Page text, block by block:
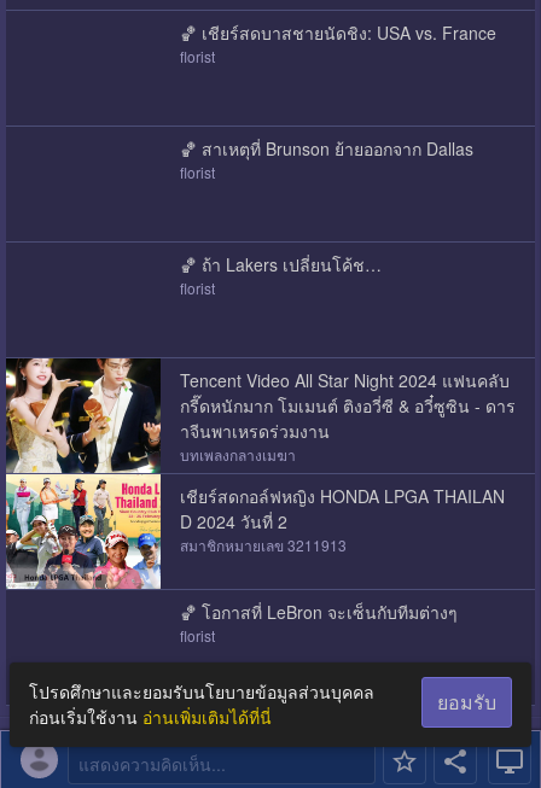
แสดงความคิดเห็น...
🏀 เชียร์สดบาสชายนัดชิง: USA vs. France
florist
🏀 สาเหตุที่ Brunson ย้ายออกจาก Dallas
florist
🏀 ถ้า Lakers เปลี่ยนโค้ช…
florist
Tencent Video All Star Night 2024 แฟนคลับ
กรี๊ดหนักมาก โมเมนต์ ติงอวี่ซี & อวี๋ซูซิน - ดาร
าจีนพาเหรดร่วมงาน
บทเพลงกลางเมฆา
เชียร์สดกอล์ฟหญิง HONDA LPGA THAILAN
D 2024 วันที่ 2
สมาชิกหมายเลข 3211913
🏀 โอกาสที่ LeBron จะเซ็นกับทีมต่างๆ
florist
โปรดศึกษาและยอมรับนโยบายข้อมูลส่วนบุคคล
ก่อนเริ่มใช้งาน อ่านเพิ่มเติมได้ที่นี่
ยอมรับ